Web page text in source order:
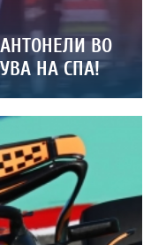
ВО
НА СПА!